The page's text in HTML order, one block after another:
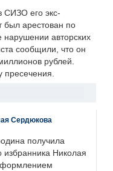
СИЗО его экс-
был арестован по
авторских
сообщили, что он
рублей.
пресечения.
Сердюкова
получила
избранника Николая